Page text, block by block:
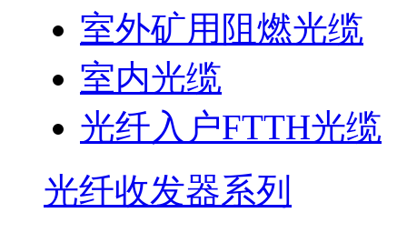
室外矿用阻燃光缆
室内光缆
光纤入户FTTH光缆
光纤收发器系列